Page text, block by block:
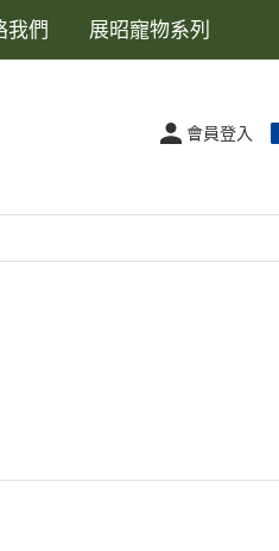
我們 展昭寵物系列
會員登入